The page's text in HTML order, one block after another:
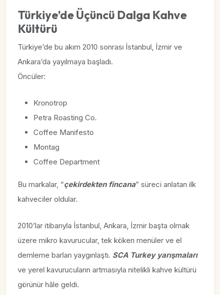
Türkiye’de Üçüncü Dalga Kahve
Kültürü
Türkiye’de bu akım 2010 sonrası İstanbul, İzmir ve
Ankara’da yayılmaya başladı.
Öncüler:
Kronotrop
Petra Roasting Co.
Coffee Manifesto
Montag
Coffee Department
Bu markalar, “çekirdekten fincana” süreci anlatan ilk
kahveciler oldular.
2010’lar itibarıyla İstanbul, Ankara, İzmir başta olmak
üzere mikro kavurucular, tek köken menüler ve el
demleme barları yaygınlaştı. SCA Turkey yarışmaları
ve yerel kavurucuların artmasıyla nitelikli kahve kültürü
görünür hâle geldi.